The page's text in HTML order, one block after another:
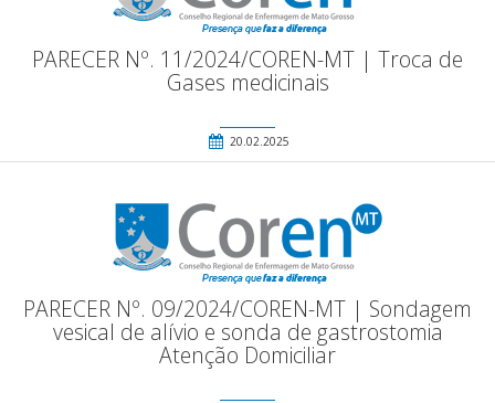
PARECER Nº. 11/2024/COREN-MT | Troca de
Gases medicinais
20.02.2025
PARECER Nº. 09/2024/COREN-MT | Sondagem
vesical de alívio e sonda de gastrostomia
Atenção Domiciliar